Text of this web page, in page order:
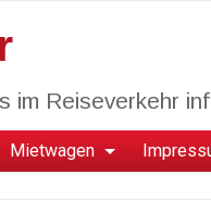
im Reiseverkehr
Mietwagen